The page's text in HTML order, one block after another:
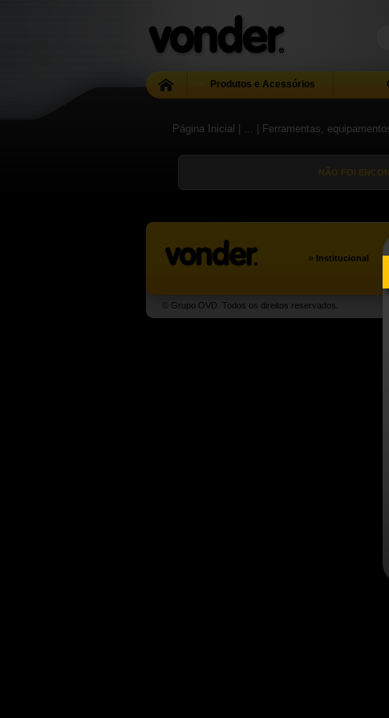
Produtos e Acessórios
Página Inicial | ... | Ferramentas,
NÃO FOI
» Institucional
© Grupo OVD. Todos os direitos reservados.